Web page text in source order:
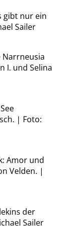
gibt nur ein
Sailer
Narrneusia
I. und Selina
| Foto:
Amor und
Velden. |
der
Sailer